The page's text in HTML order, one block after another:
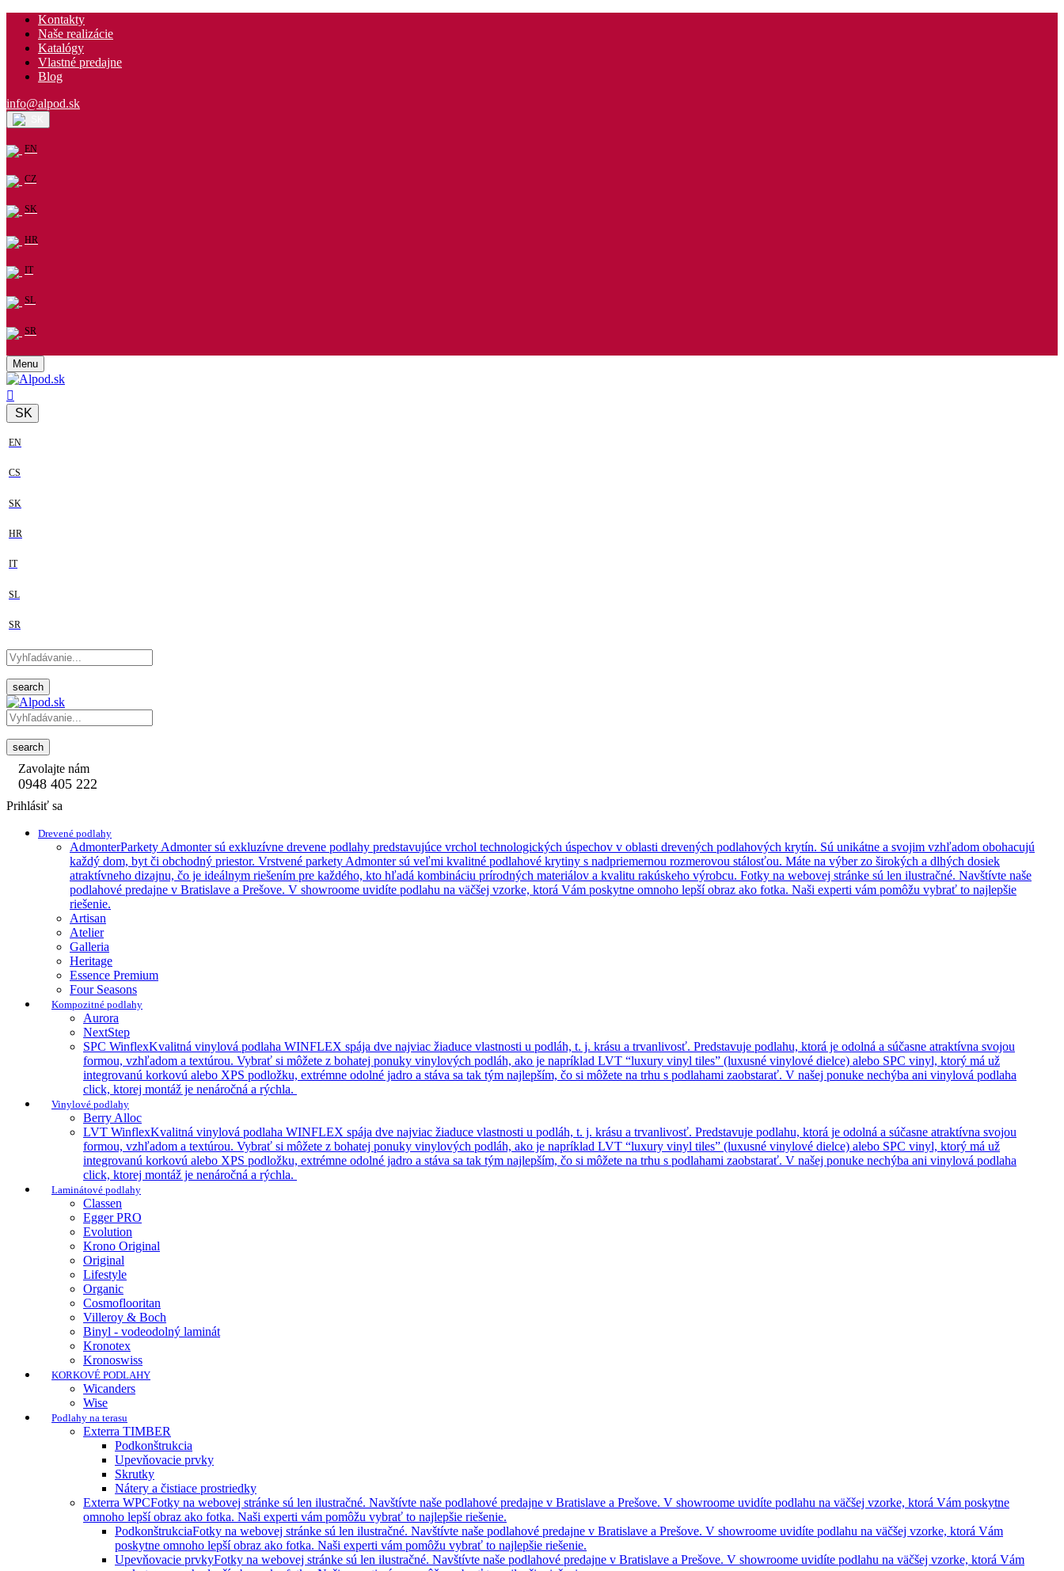
Kontakty
Naše realizácie
Katalógy
Vlastné predajne
Blog
info@alpod.sk
EN
CZ
SK
HR
IT
SL
SR
Menu
SK
EN
CS
SK
HR
IT
SL
SR
search
search
Zavolajte nám
0948 405 222
Prihlásiť sa
Drevené podlahy
AdmonterParkety Admonter sú exkluzívne drevene podlahy predstavujúce vrchol technologických úspechov v oblasti drevených podlahových krytín. Sú unikátne a svojim vzhľadom obohacujú
každý dom, byt či obchodný priestor. Vrstvené parkety Admonter sú veľmi kvalitné podlahové krytiny s nadpriemernou rozmerovou stálosťou. Máte na výber zo širokých a dlhých dosiek
atraktívneho dizajnu, čo je ideálnym riešením pre každého, kto hľadá kombináciu prírodných materiálov a kvalitu rakúskeho výrobcu. Fotky na webovej stránke sú len ilustračné. Navštívte naše
podlahové predajne v Bratislave a Prešove. V showroome uvidíte podlahu na väčšej vzorke, ktorá Vám poskytne omnoho lepší obraz ako fotka. Naši experti vám pomôžu vybrať to najlepšie
riešenie.
Artisan
Atelier
Galleria
Heritage
Essence Premium
Four Seasons
Kompozitné podlahy
Aurora
NextStep
SPC WinflexKvalitná vinylová podlaha WINFLEX spája dve najviac žiaduce vlastnosti u podláh, t. j. krásu a trvanlivosť. Predstavuje podlahu, ktorá je odolná a súčasne atraktívna svojou
formou, vzhľadom a textúrou. Vybrať si môžete z bohatej ponuky vinylových podláh, ako je napríklad LVT “luxury vinyl tiles” (luxusné vinylové dielce) alebo SPC vinyl, ktorý má už
integrovanú korkovú alebo XPS podložku, extrémne odolné jadro a stáva sa tak tým najlepším, čo si môžete na trhu s podlahami zaobstarať. V našej ponuke nechýba ani vinylová podlaha
click, ktorej montáž je nenáročná a rýchla.
Vinylové podlahy
Berry Alloc
LVT WinflexKvalitná vinylová podlaha WINFLEX spája dve najviac žiaduce vlastnosti u podláh, t. j. krásu a trvanlivosť. Predstavuje podlahu, ktorá je odolná a súčasne atraktívna svojou
formou, vzhľadom a textúrou. Vybrať si môžete z bohatej ponuky vinylových podláh, ako je napríklad LVT “luxury vinyl tiles” (luxusné vinylové dielce) alebo SPC vinyl, ktorý má už
integrovanú korkovú alebo XPS podložku, extrémne odolné jadro a stáva sa tak tým najlepším, čo si môžete na trhu s podlahami zaobstarať. V našej ponuke nechýba ani vinylová podlaha
click, ktorej montáž je nenáročná a rýchla.
Laminátové podlahy
Classen
Egger PRO
Evolution
Krono Original
Original
Lifestyle
Organic
Cosmoflooritan
Villeroy & Boch
Binyl - vodeodolný laminát
Kronotex
Kronoswiss
KORKOVÉ PODLAHY
Wicanders
Wise
Podlahy na terasu
Exterra TIMBER
Podkonštrukcia
Upevňovacie prvky
Skrutky
Nátery a čistiace prostriedky
Exterra WPCFotky na webovej stránke sú len ilustračné. Navštívte naše podlahové predajne v Bratislave a Prešove. V showroome uvidíte podlahu na väčšej vzorke, ktorá Vám poskytne
omnoho lepší obraz ako fotka. Naši experti vám pomôžu vybrať to najlepšie riešenie.
PodkonštrukciaFotky na webovej stránke sú len ilustračné. Navštívte naše podlahové predajne v Bratislave a Prešove. V showroome uvidíte podlahu na väčšej vzorke, ktorá Vám
poskytne omnoho lepší obraz ako fotka. Naši experti vám pomôžu vybrať to najlepšie riešenie.
Upevňovacie prvkyFotky na webovej stránke sú len ilustračné. Navštívte naše podlahové predajne v Bratislave a Prešove. V showroome uvidíte podlahu na väčšej vzorke, ktorá Vám